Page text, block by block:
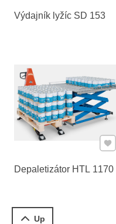
Výdajník lyžíc SD 153
Depaletizátor HTL 1170
Up